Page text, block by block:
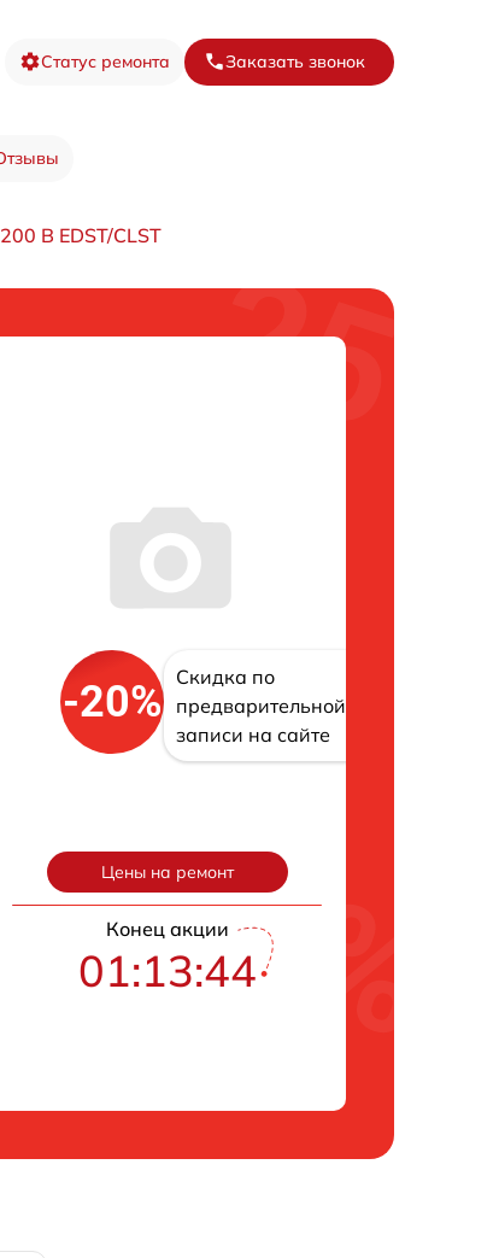
Статус ремонта Заказать звонок
B EDST/CLST
-20%
Скидка по
предварительной
записи на сайте
Цены на ремонт
Конец акции
01:13:43